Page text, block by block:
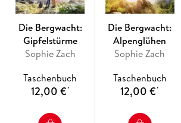
«Es ist ein kurzweiliges Vergnügen, das
Lesern bietet. Und sie macht mit dem
darauf, möglichst schnell weiterzulesen.»
Partenkirchner Tagblatt)
Die Bergwacht:
Gipfelstürme
Sophie Zach
Taschenbuch
12,00 €*
Die Bergwacht:
Alpenglühen
Sophie Zach
Taschenbuch
12,00 €*